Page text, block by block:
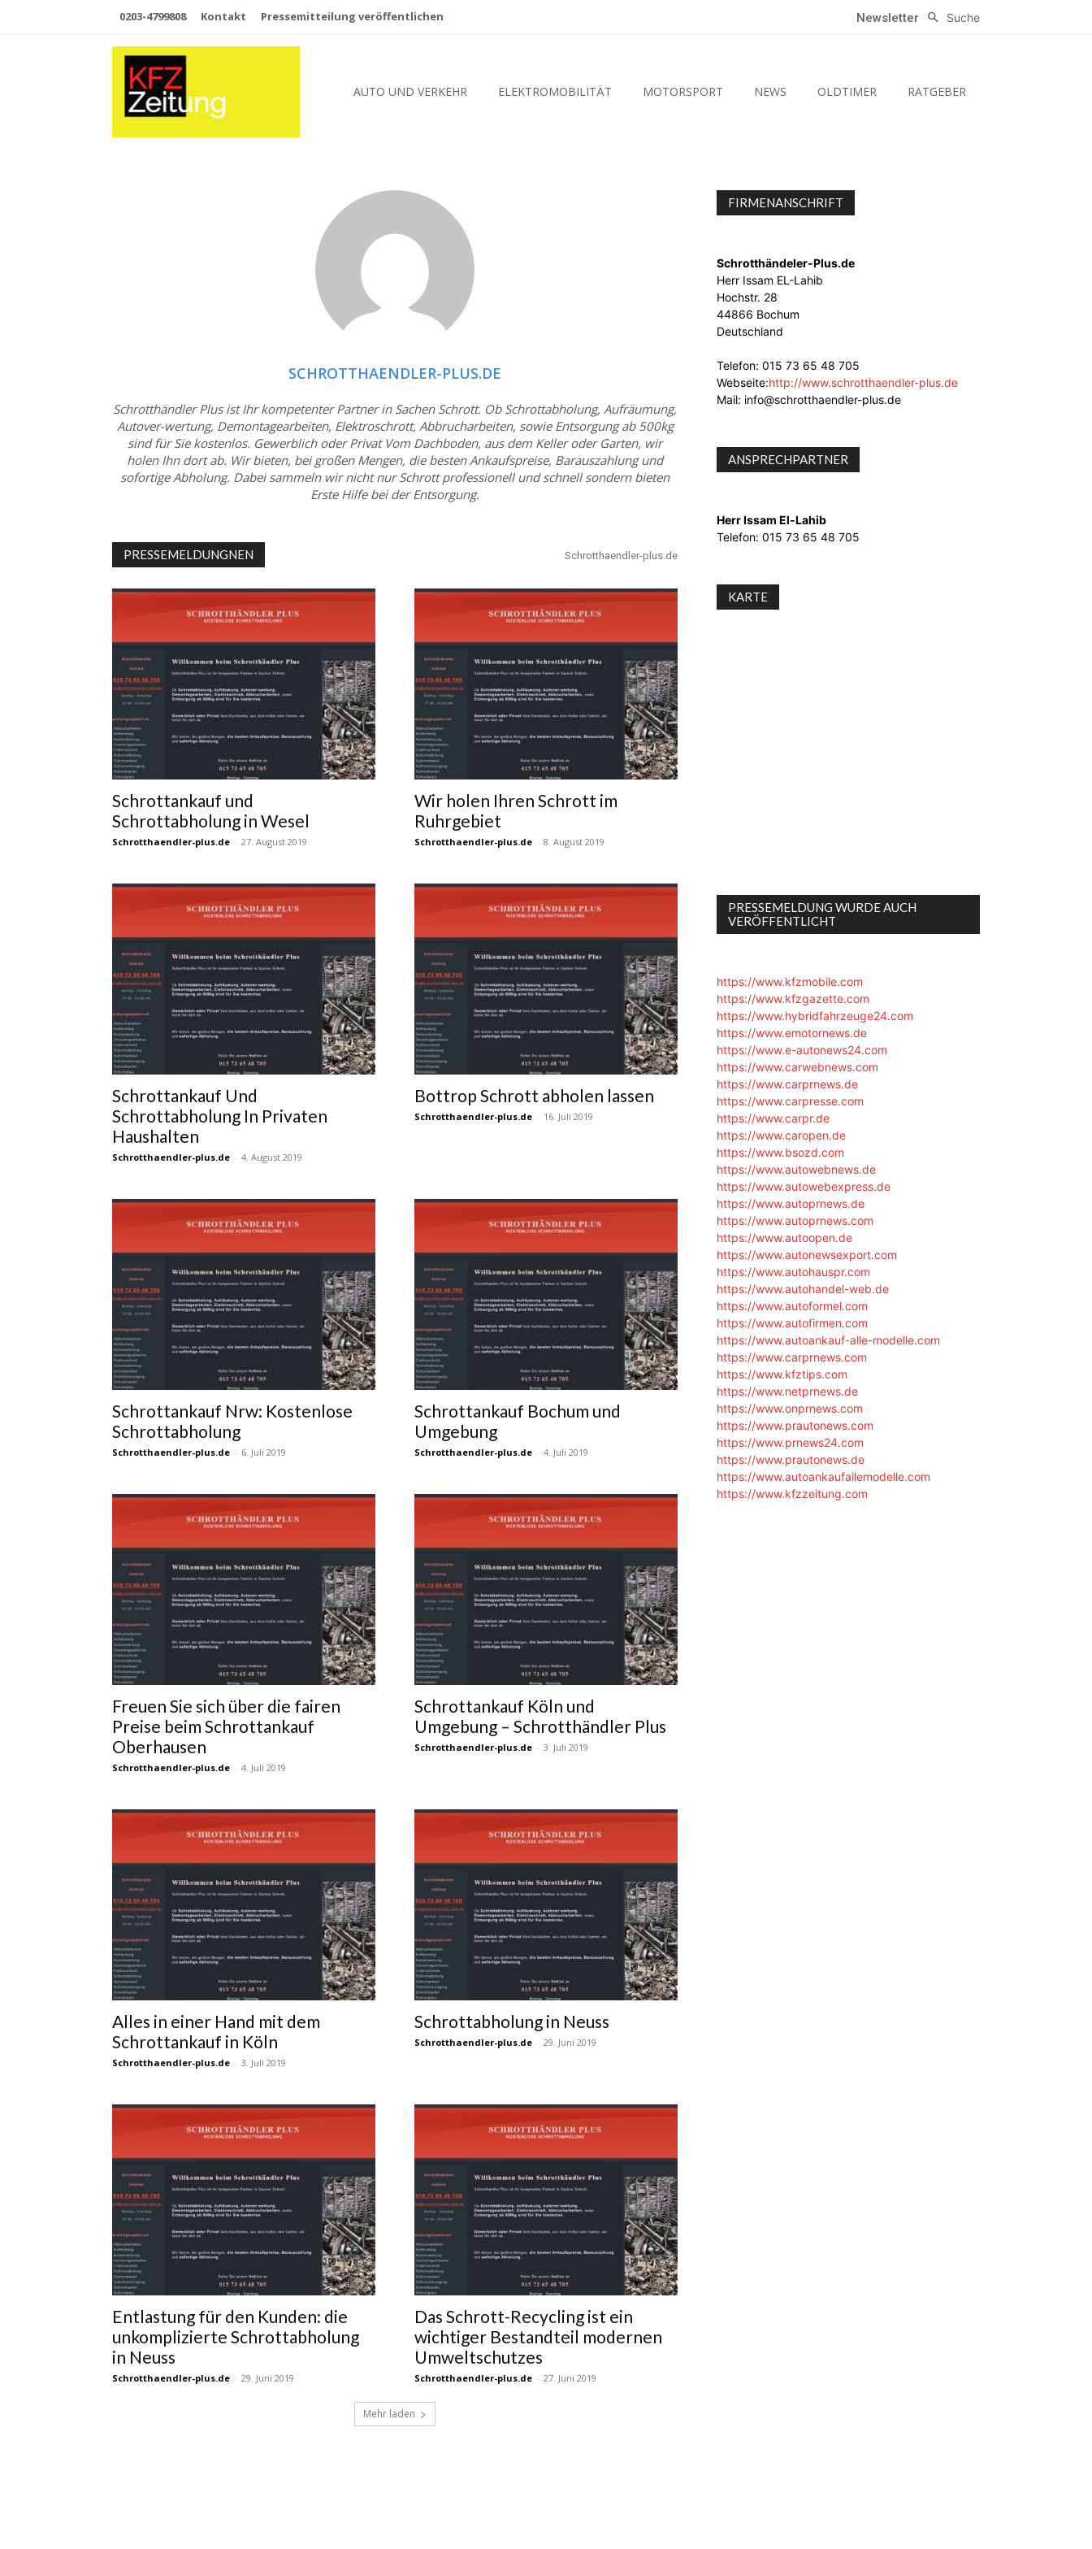
0203-4799808 Kontakt Pressemitteilung veröffentlichen Newsletter Suche
AUTO UND VERKEHR ELEKTROMOBILITÄT MOTORSPORT NEWS OLDTIMER RATGEBER
SCHROTTHAENDLER-PLUS.DE
Schrotthändler Plus ist Ihr kompetenter Partner in Sachen Schrott. Ob Schrottabholung, Aufräumung,
Autover-wertung, Demontagearbeiten, Elektroschrott, Abbrucharbeiten, sowie Entsorgung ab 500kg
sind für Sie kostenlos. Gewerblich oder Privat Vom Dachboden, aus dem Keller oder Garten, wir
holen Ihn dort ab. Wir bieten, bei großen Mengen, die besten Ankaufspreise, Barauszahlung und
sofortige Abholung. Dabei sammeln wir nicht nur Schrott professionell und schnell sondern bieten
Erste Hilfe bei der Entsorgung.
PRESSEMELDUNGNEN Schrotthaendler-plus.de
Schrottankauf und
Schrottabholung in Wesel
Schrotthaendler-plus.de - 27. August 2019
Wir holen Ihren Schrott im
Ruhrgebiet
Schrotthaendler-plus.de - 8. August 2019
Schrottankauf Und
Schrottabholung In Privaten
Haushalten
Schrotthaendler-plus.de - 4. August 2019
Bottrop Schrott abholen lassen
Schrotthaendler-plus.de - 16. Juli 2019
Schrottankauf Nrw: Kostenlose
Schrottabholung
Schrotthaendler-plus.de - 6. Juli 2019
Schrottankauf Bochum und
Umgebung
Schrotthaendler-plus.de - 4. Juli 2019
Freuen Sie sich über die fairen
Preise beim Schrottankauf
Oberhausen
Schrotthaendler-plus.de - 4. Juli 2019
Schrottankauf Köln und
Umgebung – Schrotthändler Plus
Schrotthaendler-plus.de - 3. Juli 2019
Alles in einer Hand mit dem
Schrottankauf in Köln
Schrotthaendler-plus.de - 3. Juli 2019
Schrottabholung in Neuss
Schrotthaendler-plus.de - 29. Juni 2019
Entlastung für den Kunden: die
unkomplizierte Schrottabholung
in Neuss
Schrotthaendler-plus.de - 29. Juni 2019
Das Schrott-Recycling ist ein
wichtiger Bestandteil modernen
Umweltschutzes
Schrotthaendler-plus.de - 27. Juni 2019
Mehr laden
FIRMENANSCHRIFT
Schrotthändeler-Plus.de
Herr Issam EL-Lahib
Hochstr. 28
44866 Bochum
Deutschland
Telefon: 015 73 65 48 705
Webseite:http://www.schrotthaendler-plus.de
Mail: info@schrotthaendler-plus.de
ANSPRECHPARTNER
Herr Issam El-Lahib
Telefon: 015 73 65 48 705
KARTE
PRESSEMELDUNG WURDE AUCH
VERÖFFENTLICHT
https://www.kfzmobile.com
https://www.kfzgazette.com
https://www.hybridfahrzeuge24.com
https://www.emotornews.de
https://www.e-autonews24.com
https://www.carwebnews.com
https://www.carprnews.de
https://www.carpresse.com
https://www.carpr.de
https://www.caropen.de
https://www.bsozd.com
https://www.autowebnews.de
https://www.autowebexpress.de
https://www.autoprnews.de
https://www.autoprnews.com
https://www.autoopen.de
https://www.autonewsexport.com
https://www.autohauspr.com
https://www.autohandel-web.de
https://www.autoformel.com
https://www.autofirmen.com
https://www.autoankauf-alle-modelle.com
https://www.carprnews.com
https://www.kfztips.com
https://www.netprnews.de
https://www.onprnews.com
https://www.prautonews.com
https://www.prnews24.com
https://www.prautonews.de
https://www.autoankaufallemodelle.com
https://www.kfzzeitung.com